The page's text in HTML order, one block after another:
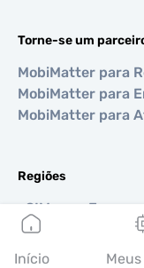
Torne-se um
MobiMatter para
MobiMatter para
MobiMatter para
Regiões
eSIM para Europa
eSIM para Ásia
eSIM para Américas
Início Meus